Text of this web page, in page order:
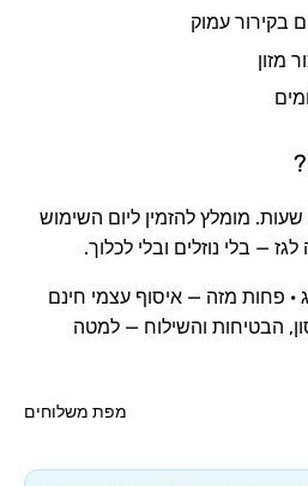
בקירור עמוק
מזון
במיכל קלקר סגור: 24–48 שעות. מומלץ להזמין ליום השימוש
— בלי נוזלים ובלי לכלוך.
· פחות מזה — איסוף עצמי חינם
הבטיחות והשילוח — למטה
מפת משלוחים